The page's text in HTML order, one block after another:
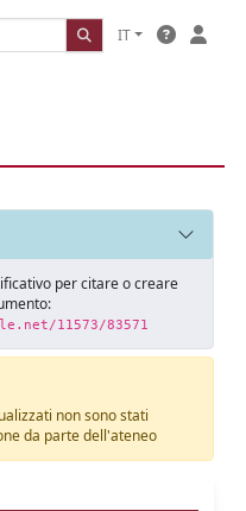
IT
per citare o creare
11573/83571
non sono stati
da parte dell'ateneo